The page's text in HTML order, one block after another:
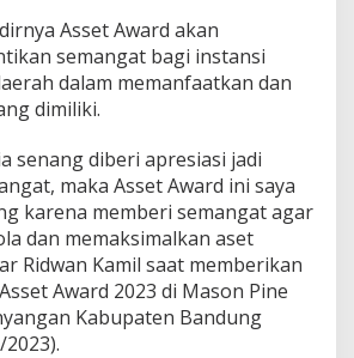
Asset Award akan
semangat bagi instansi
dalam memanfaatkan dan
dimiliki.
senang diberi apresiasi jadi
maka Asset Award ini saya
karena memberi semangat agar
dan memaksimalkan aset
Ridwan Kamil saat memberikan
Award 2023 di Mason Pine
Kabupaten Bandung